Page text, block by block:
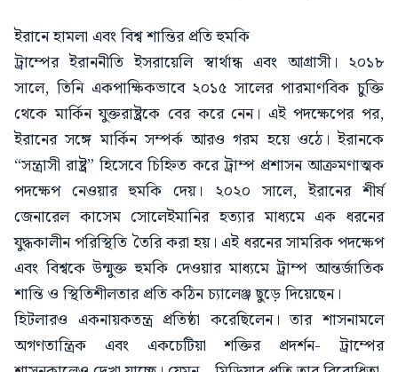
ইরানে হামলা এবং বিশ্ব শান্তির প্রতি হুমকি
ট্রাম্পের ইরাননীতি ইসরায়েলি স্বার্থান্ধ এবং আগ্রাসী। ২০১৮
সালে, তিনি একপাক্ষিকভাবে ২০১৫ সালের পারমাণবিক চুক্তি
থেকে মার্কিন যুক্তরাষ্ট্রকে বের করে নেন। এই পদক্ষেপের পর,
ইরানের সঙ্গে মার্কিন সম্পর্ক আরও গরম হয়ে ওঠে। ইরানকে
“সন্ত্রাসী রাষ্ট্র” হিসেবে চিহ্নিত করে ট্রাম্প প্রশাসন আক্রমণাত্মক
পদক্ষেপ নেওয়ার হুমকি দেয়। ২০২০ সালে, ইরানের শীর্ষ
জেনারেল কাসেম সোলেইমানির হত্যার মাধ্যমে এক ধরনের
যুদ্ধকালীন পরিস্থিতি তৈরি করা হয়। এই ধরনের সামরিক পদক্ষেপ
এবং বিশ্বকে উন্মুক্ত হুমকি দেওয়ার মাধ্যমে ট্রাম্প আন্তর্জাতিক
শান্তি ও স্থিতিশীলতার প্রতি কঠিন চ্যালেঞ্জ ছুড়ে দিয়েছেন।
হিটলারও একনায়কতন্ত্র প্রতিষ্ঠা করেছিলেন। তার শাসনামলে
অগণতান্ত্রিক এবং একচেটিয়া শক্তির প্রদর্শন- ট্রাম্পের